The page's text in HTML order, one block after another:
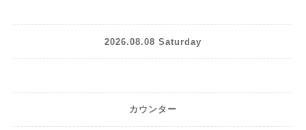
2026.08.08 Saturday
カウンター